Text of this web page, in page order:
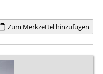
Zum Merkzettel hinzufügen